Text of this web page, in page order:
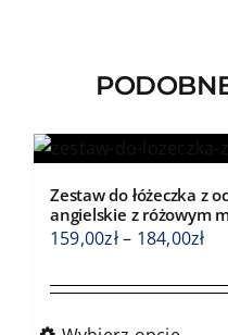
Zestaw do łóżeczka z
angielskie z różowym
159,00zł– 184,00zł
od